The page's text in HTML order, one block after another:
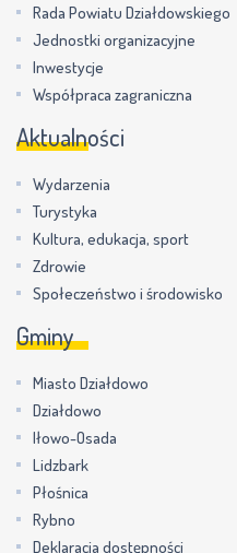
Rada Powiatu Działdowskiego
Jednostki organizacyjne
Inwestycje
Współpraca zagraniczna
Aktualności
Wydarzenia
Turystyka
Kultura, edukacja, sport
Zdrowie
Społeczeństwo i środowisko
Gminy
Miasto Działdowo
Działdowo
Iłowo-Osada
Lidzbark
Płośnica
Rybno
Deklaracja dostępności